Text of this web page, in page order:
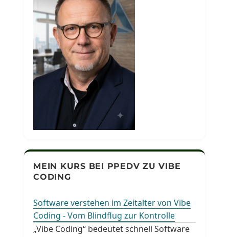
MEIN KURS BEI PPEDV ZU VIBE
CODING
Software verstehen im Zeitalter von Vibe
Coding - Vom Blindflug zur Kontrolle
„Vibe Coding“ bedeutet schnell Software